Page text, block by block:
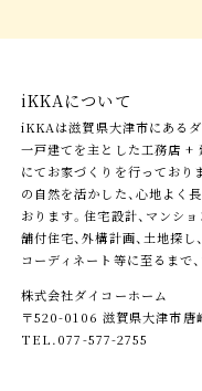
iKKAについて
iKKAは滋賀県大津市にあるダ
一戸建てを主とした工務店 +
にてお家づくりを行っており
の自然を活かした、心地よく
おります。住宅設計、マンシ
舗付住宅、外構計画、土地探し
コーディネート等に至るまで
株式会社ダイコーホーム
〒520-0106 滋賀県大津市唐
TEL.077-577-2755